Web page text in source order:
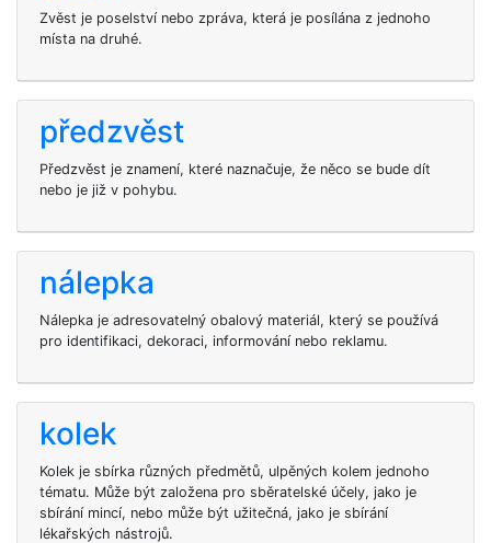
Zvěst je poselství nebo zpráva, která je posílána z jednoho
místa na druhé.
předzvěst
Předzvěst je znamení, které naznačuje, že něco se bude dít
nebo je již v pohybu.
nálepka
Nálepka je adresovatelný obalový materiál, který se používá
pro identifikaci, dekoraci, informování nebo reklamu.
kolek
Kolek je sbírka různých předmětů, ulpěných kolem jednoho
tématu. Může být založena pro sběratelské účely, jako je
sbírání mincí, nebo může být užitečná, jako je sbírání
lékařských nástrojů.